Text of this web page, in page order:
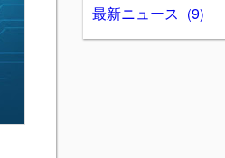
最新ニュース
9